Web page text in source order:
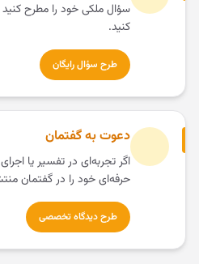
سؤال ملکی خود را مطرح
کنید.
طرح سؤال رایگان
دعوت به گفتمان
اگر تجربه‌ای در تفسیر یا
حرفه‌ای خود را در گفتمان
طرح دیدگاه تخصصی